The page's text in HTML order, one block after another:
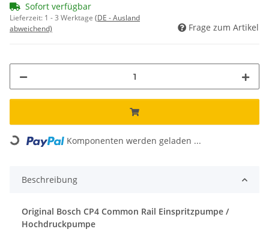
Sofort verfügbar
Lieferzeit: 1 - 3 Werktage (DE - Ausland
abweichend)
Frage zum Artikel
Loading... Komponenten werden geladen ...
Beschreibung
Original Bosch CP4 Common Rail Einspritzpumpe /
Hochdruckpumpe